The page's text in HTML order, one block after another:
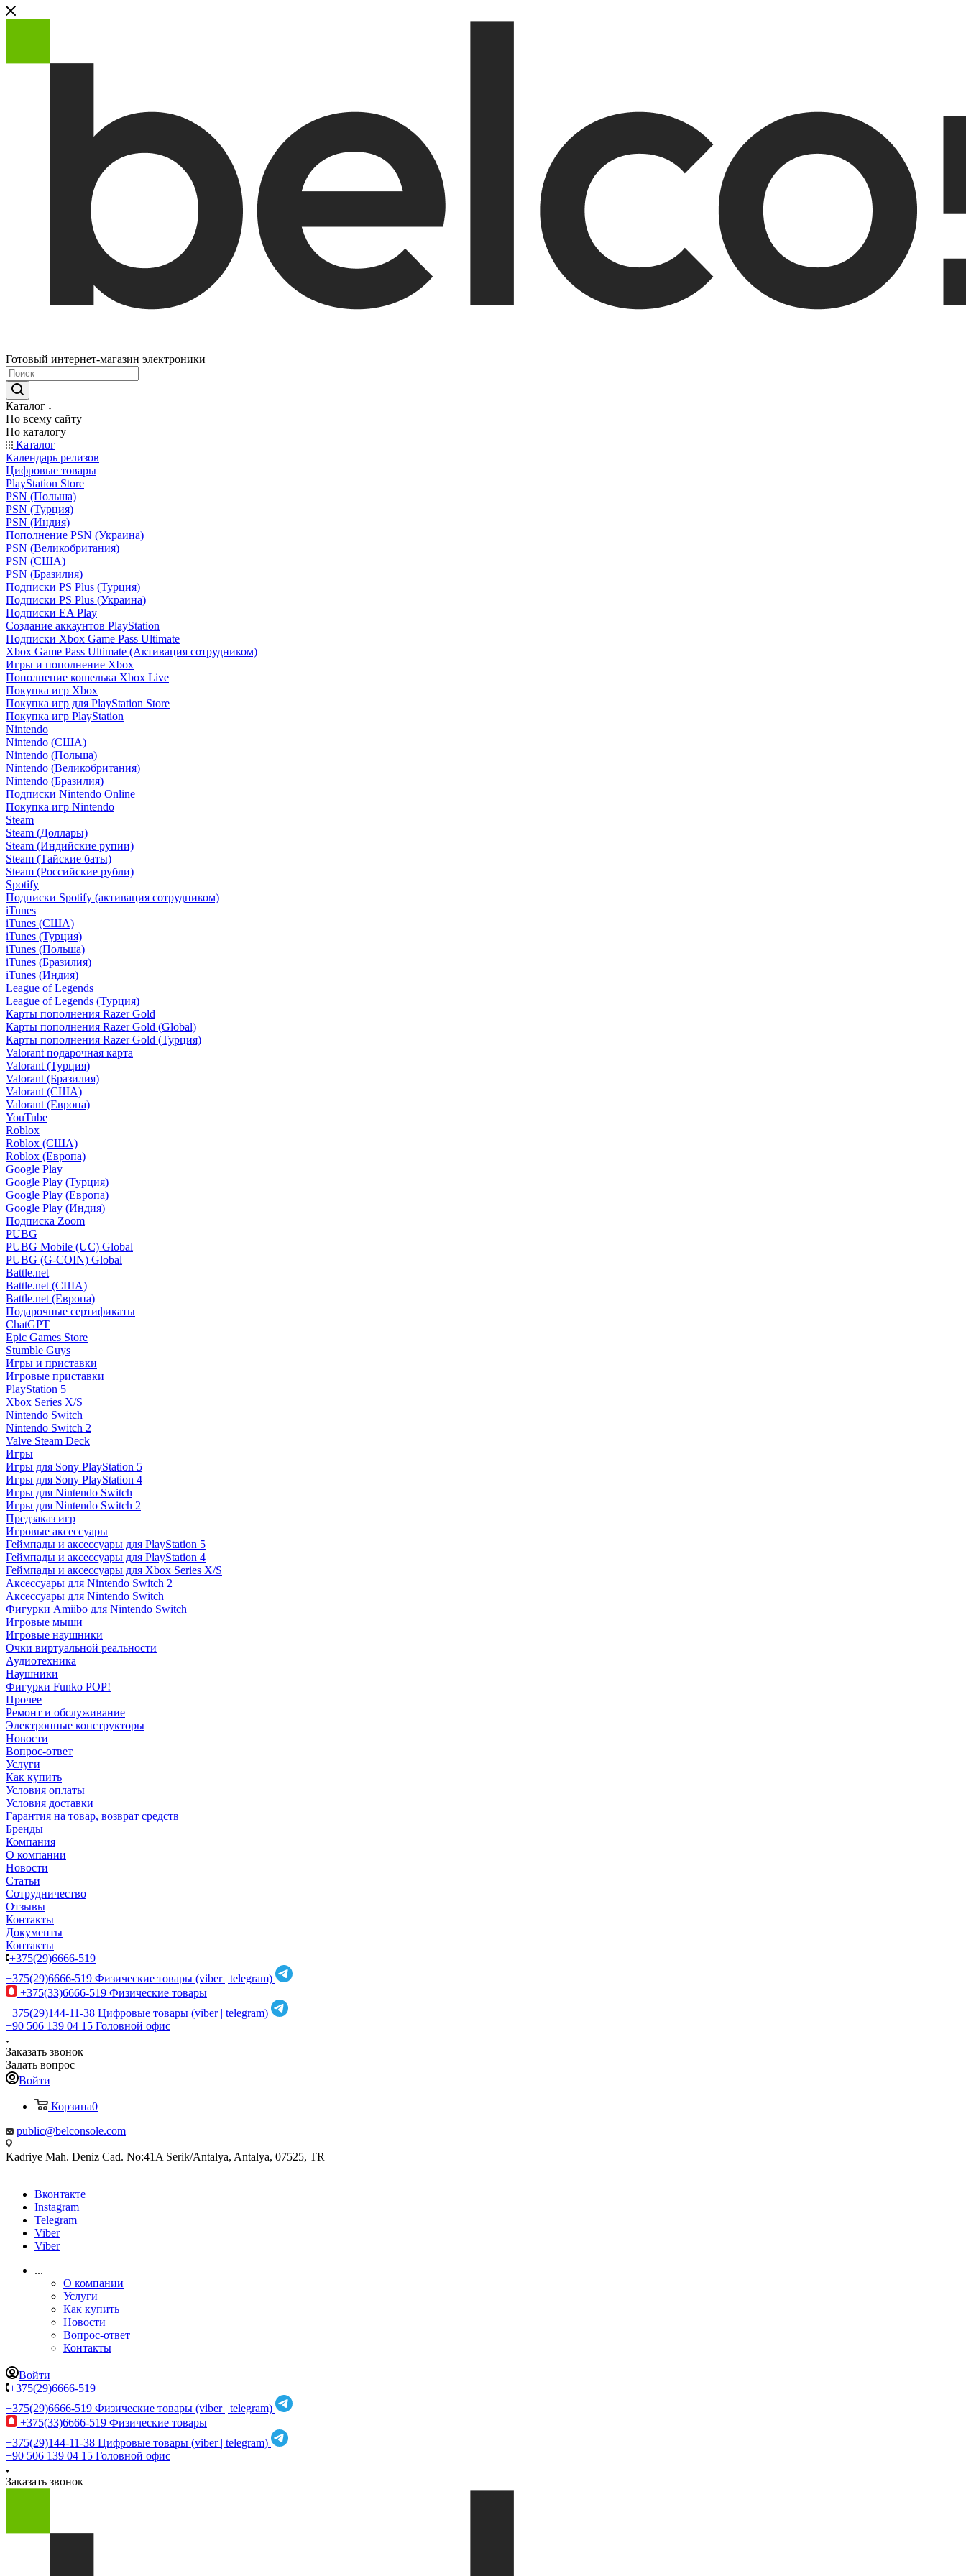
Готовый интернет-магазин электроники
Каталог
По всему сайту
По каталогу
Каталог
Календарь релизов
Цифровые товары
PlayStation Store
PSN (Польша)
PSN (Турция)
PSN (Индия)
Пополнение PSN (Украина)
PSN (Великобритания)
PSN (США)
PSN (Бразилия)
Подписки PS Plus (Турция)
Подписки PS Plus (Украина)
Подписки EA Play
Создание аккаунтов PlayStation
Подписки Xbox Game Pass Ultimate
Xbox Game Pass Ultimate (Активация сотрудником)
Игры и пополнение Xbox
Пополнение кошелька Xbox Live
Покупка игр Xbox
Покупка игр для PlayStation Store
Покупка игр PlayStation
Nintendo
Nintendo (США)
Nintendo (Польша)
Nintendo (Великобритания)
Nintendo (Бразилия)
Подписки Nintendo Online
Покупка игр Nintendo
Steam
Steam (Доллары)
Steam (Индийские рупии)
Steam (Тайские баты)
Steam (Российские рубли)
Spotify
Подписки Spotify (активация сотрудником)
iTunes
iTunes (США)
iTunes (Турция)
iTunes (Польша)
iTunes (Бразилия)
iTunes (Индия)
League of Legends
League of Legends (Турция)
Карты пополнения Razer Gold
Карты пополнения Razer Gold (Global)
Карты пополнения Razer Gold (Турция)
Valorant подарочная карта
Valorant (Турция)
Valorant (Бразилия)
Valorant (США)
Valorant (Европа)
YouTube
Roblox
Roblox (США)
Roblox (Европа)
Google Play
Google Play (Турция)
Google Play (Европа)
Google Play (Индия)
Подписка Zoom
PUBG
PUBG Mobile (UC) Global
PUBG (G-COIN) Global
Battle.net
Battle.net (США)
Battle.net (Европа)
Подарочные сертификаты
ChatGPT
Epic Games Store
Stumble Guys
Игры и приставки
Игровые приставки
PlayStation 5
Xbox Series X/S
Nintendo Switch
Nintendo Switch 2
Valve Steam Deck
Игры
Игры для Sony PlayStation 5
Игры для Sony PlayStation 4
Игры для Nintendo Switch
Игры для Nintendo Switch 2
Предзаказ игр
Игровые аксессуары
Геймпады и аксессуары для PlayStation 5
Геймпады и аксессуары для PlayStation 4
Геймпады и аксессуары для Xbox Series X/S
Аксессуары для Nintendo Switch 2
Аксессуары для Nintendo Switch
Фигурки Amiibo для Nintendo Switch
Игровые мыши
Игровые наушники
Очки виртуальной реальности
Аудиотехника
Наушники
Фигурки Funko POP!
Прочее
Ремонт и обслуживание
Электронные конструкторы
Новости
Вопрос-ответ
Услуги
Как купить
Условия оплаты
Условия доставки
Гарантия на товар, возврат средств
Бренды
Компания
О компании
Новости
Статьи
Сотрудничество
Отзывы
Контакты
Документы
Контакты
+375(29)6666-519
+375(29)6666-519 Физические товары (viber | telegram)
+375(33)6666-519 Физические товары
+375(29)144-11-38 Цифровые товары (viber | telegram)
+90 506 139 04 15 Головной офис
Заказать звонок
Задать вопрос
Войти
Корзина0
public@belconsole.com
Kadriye Mah. Deniz Cad. No:41A Serik/Antalya, Antalya, 07525, TR
Вконтакте
Instagram
Telegram
Viber
Viber
...
О компании
Услуги
Как купить
Новости
Вопрос-ответ
Контакты
Войти
+375(29)6666-519
+375(29)6666-519 Физические товары (viber | telegram)
+375(33)6666-519 Физические товары
+375(29)144-11-38 Цифровые товары (viber | telegram)
+90 506 139 04 15 Головной офис
Заказать звонок